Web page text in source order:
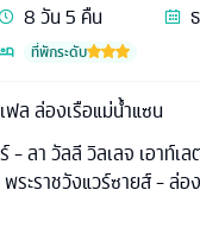
8วัน5 คืน
ที่พักระดับ
ฟล ล่องเรือแม่น้ำแซน
- ลา วัลลี วิลเลจ เอาท์เ
ระราชวังแวร์ซายส์ - ล่อ